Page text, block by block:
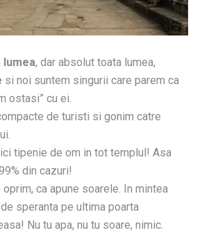
, dar absolut toata lumea,
si noi suntem singurii care parem ca
ostasi” cu ei.
de turisti si gonim catre
tipenie de om in tot templul! Asa
din cazuri!
ca apune soarele. In mintea
speranta pe ultima poarta
Nu tu apa, nu tu soare, nimic.